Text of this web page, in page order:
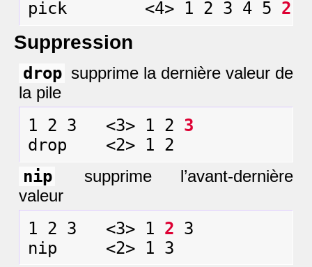
pick        <4> 1 2 3 4 5 2
Suppression
drop supprime la dernière valeur de
la pile
1 2 3   <3> 1 2 3
nip
supprime l’avant-dernière
valeur
1 2 3   <3> 1 2 3